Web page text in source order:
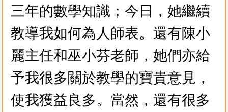
三年的數學知識；今日，她繼續
教導我如何為人師表。還有陳小
麗主任和巫小芬老師，她們亦給
予我很多關於教學的寶貴意見，
使我獲益良多。當然，還有很多